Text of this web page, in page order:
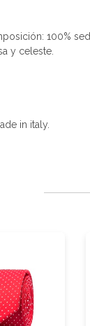
100%
y celeste.
in italy.